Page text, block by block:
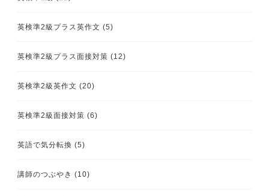
英検準2級プラス英作文 (5)
英検準2級プラス面接対策 (12)
英検準2級英作文 (20)
英検準2級面接対策 (6)
英語で気分転換 (5)
講師のつぶやき (10)